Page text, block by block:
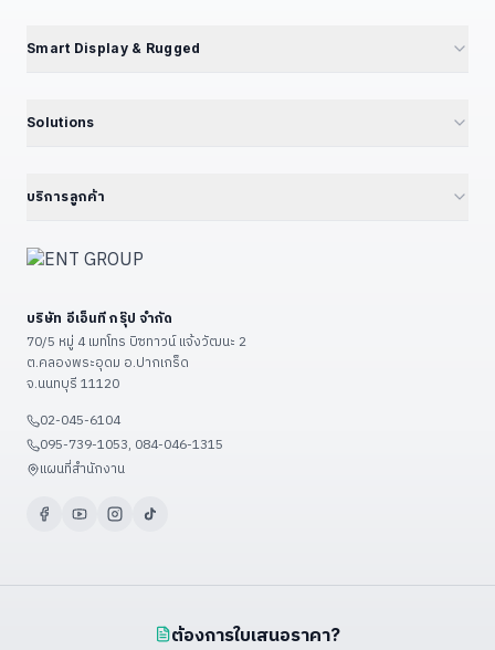
UPC Series — LEGO Modular
📦 แคตตาล็อกผลิตภัณฑ์
Professional Graphics Card
ดูเพิ่มเติม (+7)
Smart Display & Rugged
15.6" Floor Kiosk (KD156B)
23.8" Wall-Mount Kiosk
27" – 32" Conference
ดูเพิ่มเติม (+13)
Solutions
Smart Factory 4.0
Government — ราชการ/รัฐวิสาหกิจ
Restaurant & POS / KIOSK
Food Factory — โรงงานอาหาร
ดูเพิ่มเติม (+9)
บริการลูกค้า
ลงทะเบียนสินค้า
เงื่อนไขรับประกัน
วิธีชำระเงิน
ติดต่อเรา / แผนที่
ดูเพิ่มเติม (+3)
บริษัท อีเอ็นที กรุ๊ป จำกัด
70/5 หมู่ 4 เมทโทร บิซทาวน์ แจ้งวัฒนะ 2
ต.คลองพระอุดม อ.ปากเกร็ด
จ.นนทบุรี 11120
02-045-6104
095-739-1053, 084-046-1315
แผนที่สำนักงาน
ต้องการใบเสนอราคา?